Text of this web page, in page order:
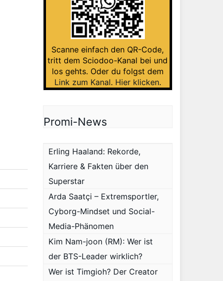
Scanne einfach den QR-Code,
tritt dem Sciodoo-Kanal bei und
los gehts. Oder du folgst dem
Link zum Kanal. Hier klicken.
Promi-News
Erling Haaland: Rekorde,
Karriere & Fakten über den
Superstar
Arda Saatçi – Extremsportler,
Cyborg-Mindset und Social-
Media-Phänomen
Kim Nam-joon (RM): Wer ist
der BTS-Leader wirklich?
Wer ist Timgioh? Der Creator